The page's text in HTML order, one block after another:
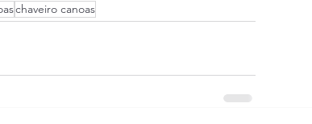
chaveiro canoas